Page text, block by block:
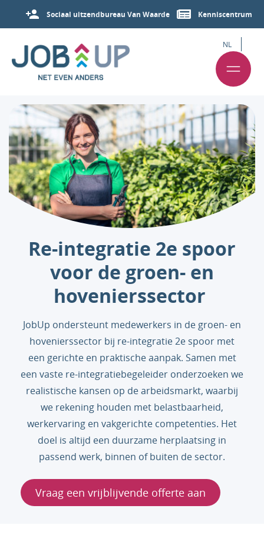
Sociaal uitzendbureau Van Waarde Kenniscentrum
NL
Re-integratie 2e spoor
voor de groen- en
hovenierssector
JobUp ondersteunt medewerkers in de groen- en
hovenierssector bij re-integratie 2e spoor met
een gerichte en praktische aanpak. Samen met
een vaste re-integratiebegeleider onderzoeken we
realistische kansen op de arbeidsmarkt, waarbij
we rekening houden met belastbaarheid,
werkervaring en vakgerichte competenties. Het
doel is altijd een duurzame herplaatsing in
passend werk, binnen of buiten de sector.
Vraag een vrijblijvende offerte aan